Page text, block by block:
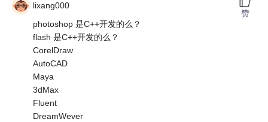
lixang000
photoshop 是C++开发的么？
flash 是C++开发的么？
CorelDraw
AutoCAD
Maya
3dMax
Fluent
DreamWever
赞